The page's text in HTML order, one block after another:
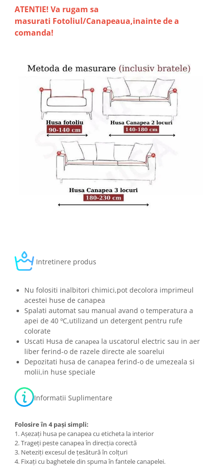
ATENTIE! Va rugam sa
masurati Fotoliul/Canapeaua,inainte de a
comanda!
Intretinere produs
Nu folositi inalbitori chimici,pot decolora imprimeul
acestei huse de canapea
Spalati automat sau manual avand o temperatura a
apei de 40 ºC,utilizand un detergent pentru rufe
colorate
Uscati Husa de canapea la uscatorul electric sau in aer
liber ferind-o de razele directe ale soarelui
Depozitati husa de canapea ferind-o de umezeala si
molii,in huse speciale
Informatii Suplimentare
Folosire în 4 pași simpli:
1. Așezați husa pe canapea cu eticheta la interior
2. Trageți peste canapea în direcția corectă
3. Neteziți excesul de țesătură în colțuri
4. Fixați cu baghetele din spuma în fantele canapelei.